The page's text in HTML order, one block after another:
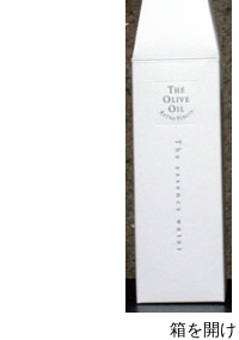
箱を開ける